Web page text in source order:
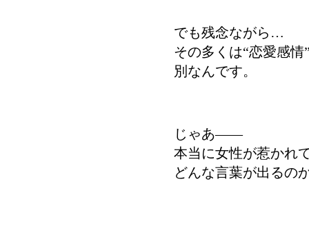
でも残念ながら…
その多くは“恋愛感
別なんです。
じゃあ――
本当に女性が惹かれ
どんな言葉が出るの